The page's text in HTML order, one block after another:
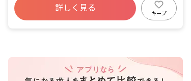
18歳までの障がいをお持ちのお子さん
や、発達に特性のあるお子さんが放課後
や長期休暇中に利用できる福祉サービス
や、先輩スタッフによる計画指導などを
行なっています。ハンディキャップを持
つお子さんと関わるのがはじめてという
昇給昇進あり
詳しく見る
キープ